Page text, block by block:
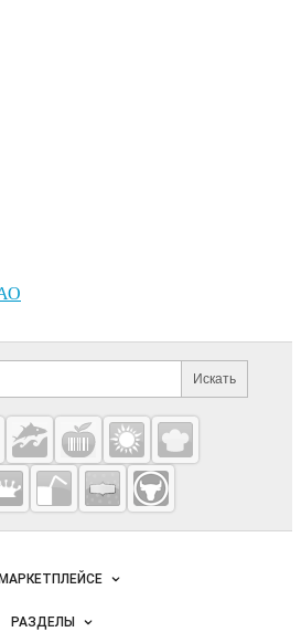
информация
Поиск по сайту и
Искать
проекты
и контакты
Новости Fruitinfo.ru
РАЗДЕЛЫ